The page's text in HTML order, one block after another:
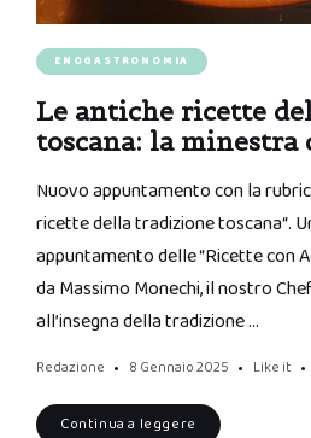
ENOGASTRONOMIA
Le antiche ricette
toscana: la minestra
Nuovo appuntamento con la
ricette della tradizione toscana“.
appuntamento delle “Ricette con
da Massimo Monechi, il nostro
all’insegna della tradizione …
Redazione 8 Gennaio 2025 Like it
Continua a leggere